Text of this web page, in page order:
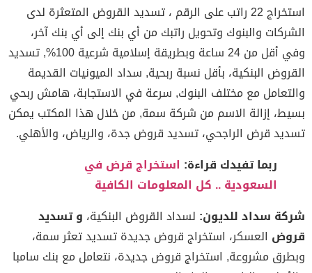
استخراج 22 راتب على الرقم ، تسديد القروض المتعثرة لدى
والبنوك وتحويل راتبك من أي بنك إلى أي بنك آخر،
وفي أقل من 24 ساعة وبطريقة إسلامية شرعية 100%, تسديد
البنكية، بأقل نسبة ربحية, سداد الميونيات القديمة
مع مختلف البنوك, سرعة في الاستجابة، هامش ربحي
إزالة الاسم من شركة سمة, من خلال هذا المكتب يمكن
قرض الراجحي، تسديد قروض جدة، والرياض، والأهلي.
ربما تفيدك قراءة:استخراج قرض في
السعودية .. كل المعلومات الكافية
سداد للديون:لسداد القروض البنكية،و تسديد
العسكر، استخراج قروض جديدة تسديد تعثر سمة،
مشروعة, استخراج قروض جديدة، نتعامل مع بنك سامبا